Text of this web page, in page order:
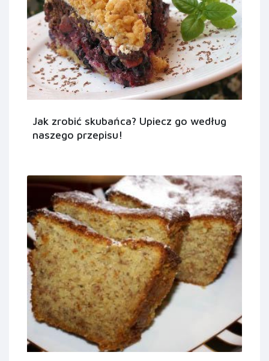
Jak zrobić skubańca? Upiecz go według
naszego przepisu!